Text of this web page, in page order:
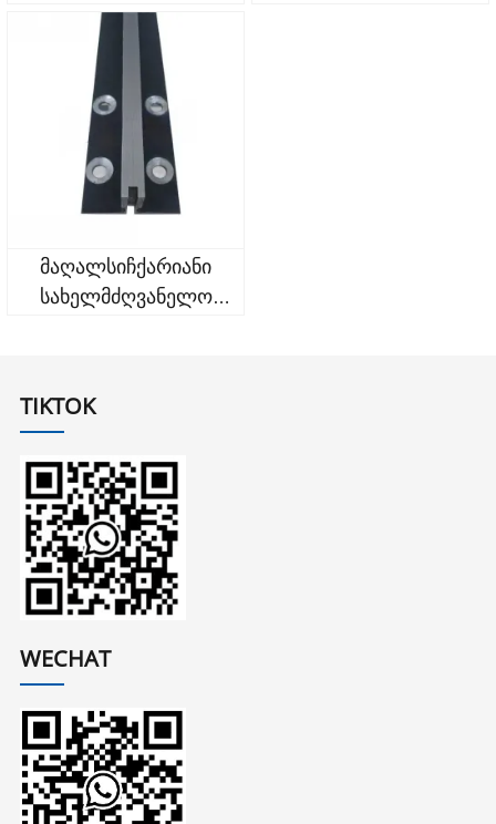
რელსები t114/be
მაღალსიჩქარიანი
სახელმძღვანელო
TIKTOK
WECHAT